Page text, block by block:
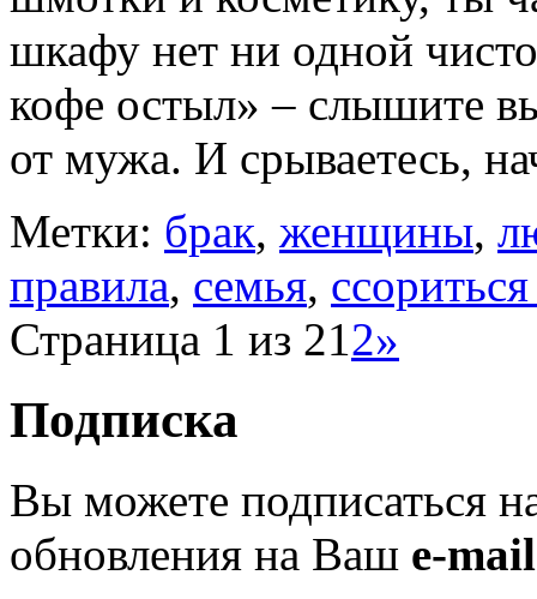
шкафу нет ни одной
кофе остыл» – слышите
от мужа. И срываетесь,
Метки: брак, женщины,
правила, семья,
Страница 1 из 212»
Подписка
Вы можете подписаться
обновления на Ваш e-mail